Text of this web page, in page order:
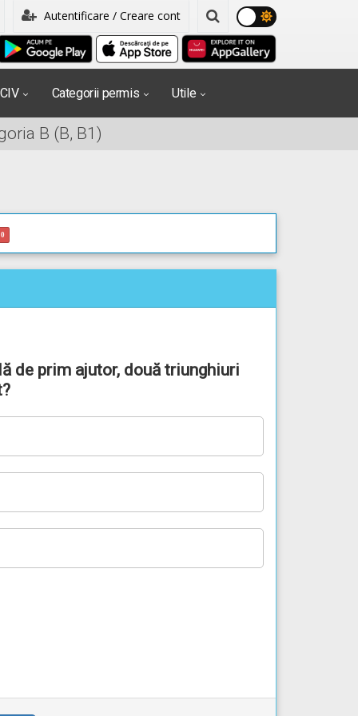
Autentificare / Creare cont
Categorii permis Utile
B (B, B1)
0
de prim ajutor, două triunghiuri